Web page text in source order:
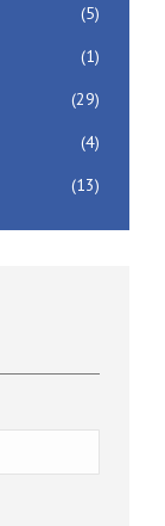
(5)
(1)
(29)
(4)
(13)